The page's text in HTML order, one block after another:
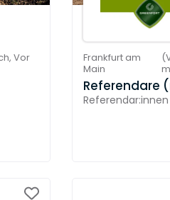
Vor
Frankfurt am
Main
(
Referendare
Referendar:innen